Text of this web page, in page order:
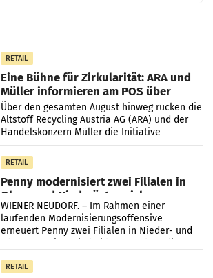
RETAIL
Eine Bühne für Zirkularität: ARA und
Müller informieren am POS über
Kreislauffähigkeit
Über den gesamten August hinweg rücken die
Altstoff Recycling Austria AG (ARA) und der
Handelskonzern Müller die Initiative
„Kreislauf-Helden“ in allen österreichischen
Müller-Filialen
RETAIL
Penny modernisiert zwei Filialen in
Ober- und Niederösterreich
WIENER NEUDORF. – Im Rahmen einer
laufenden Modernisierungsoffensive
erneuert Penny zwei Filialen in Nieder- und
RETAIL